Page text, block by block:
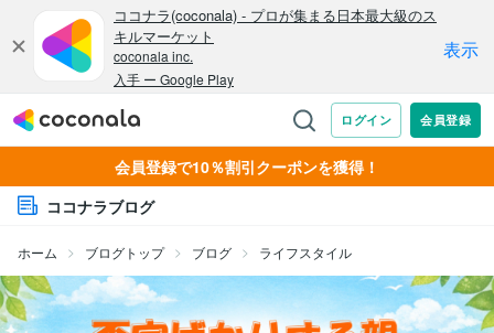
会員登録で10％割引クーポンを獲得！
ココナラブログ
ホーム ブログトップ ブログ ライフスタイル